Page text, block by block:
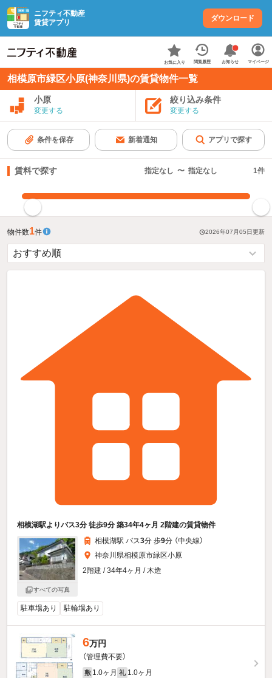
ニフティ不動産
賃貸アプリ
ダウンロード
お気に入り 閲覧履歴 お知らせ マイページ
相模原市緑区小原(神奈川県)の賃貸物件一覧
小原
変更する
絞り込み条件
変更する
条件を保存 新着通知 アプリで探す
賃料で探す 指定なし 〜 指定なし 1件
物件数1件 2026年07月05日更新
相模湖駅よりバス3分 徒歩9分 築34年4ヶ月 2階建の賃貸物件
すべての写真
相模湖駅 バス3分 歩9分 （中央線）
神奈川県相模原市緑区小原
2階建 / 34年4ヶ月 / 木造
駐車場あり 駐輪場あり
6万円
（管理費不要）
敷 1.0ヶ月 礼 1.0ヶ月